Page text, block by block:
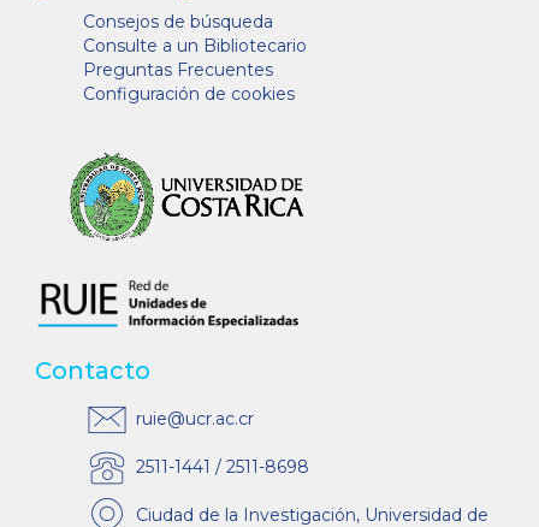
Consejos de búsqueda
Consulte a un Bibliotecario
Preguntas Frecuentes
Configuración de cookies
Contacto
ruie@ucr.ac.cr
2511-1441 / 2511-8698
Ciudad de la Investigación, Universidad de